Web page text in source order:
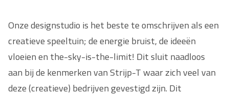
Onze designstudio is het beste te omschrijven als een
creatieve speeltuin; de energie bruist, de ideeën
vloeien en the-sky-is-the-limit! Dit sluit naadloos
aan bij de kenmerken van Strijp-T waar zich veel van
deze (creatieve) bedrijven gevestigd zijn. Dit